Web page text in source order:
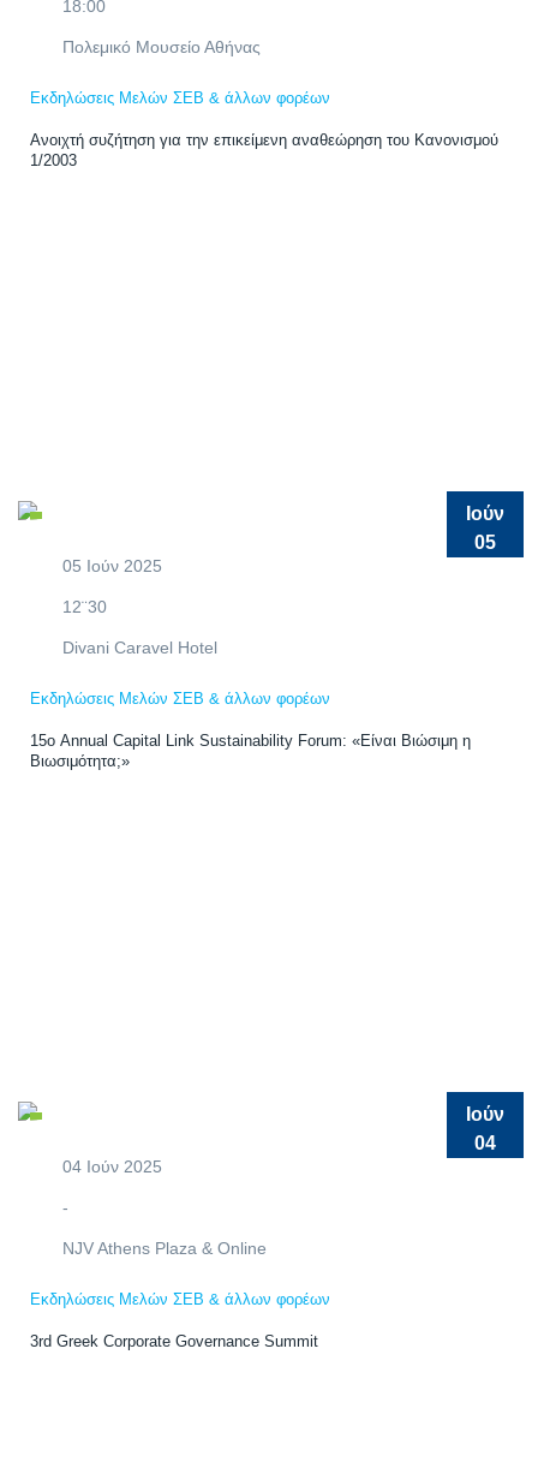
18:00
Πολεμικό Μουσείο Αθήνας
Εκδηλώσεις Μελών ΣΕΒ & άλλων φορέων
Ανοιχτή συζήτηση για την επικείμενη αναθεώρηση του Κανονισμού
1/2003
Ιούν
05
05 Ιούν 2025
12¨30
Divani Caravel Hotel
Εκδηλώσεις Μελών ΣΕΒ & άλλων φορέων
15ο Annual Capital Link Sustainability Forum: «Είναι Βιώσιμη η
Βιωσιμότητα;»
Ιούν
04
04 Ιούν 2025
-
NJV Athens Plaza & Online
Εκδηλώσεις Μελών ΣΕΒ & άλλων φορέων
3rd Greek Corporate Governance Summit